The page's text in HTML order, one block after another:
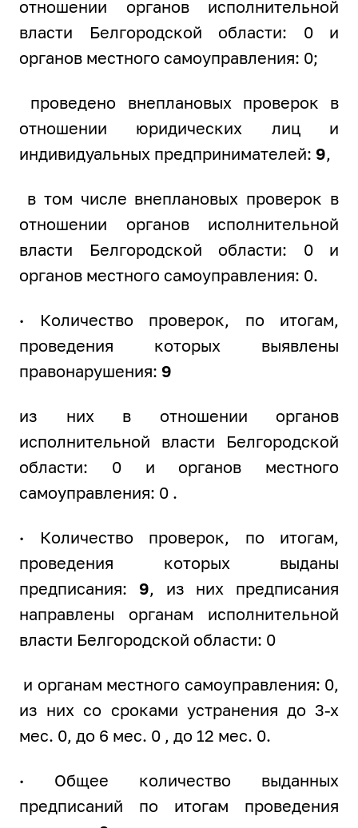
отношении органов исполнительной
власти Белгородской области: 0 и
органов местного самоуправления: 0;
проведено внеплановых проверок в
отношении юридических лиц и
индивидуальных предпринимателей: 9,
в том числе внеплановых проверок в
отношении органов исполнительной
власти Белгородской области: 0 и
органов местного самоуправления: 0.
· Количество проверок, по итогам,
проведения которых выявлены
правонарушения: 9
из них в отношении органов
исполнительной власти Белгородской
области: 0 и органов местного
самоуправления: 0 .
· Количество проверок, по итогам,
проведения которых выданы
предписания: 9, из них предписания
направлены органам исполнительной
власти Белгородской области: 0
и органам местного самоуправления: 0,
из них со сроками устранения до 3-х
мес. 0, до 6 мес. 0 , до 12 мес. 0.
· Общее количество выданных
предписаний по итогам проведения